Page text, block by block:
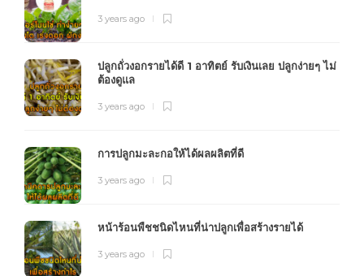
3 years ago
ปลูกถั่วงอกรายได้ดี 1 อาทิตย์ รับเงินเลย ปลูกง่ายๆ ไม่
ต้องดูแล
3 years ago
การปลูกมะละกอให้ได้ผลผลิตที่ดี
3 years ago
หน้าร้อนพืชชนิดไหนที่น่าปลูกเพื่อสร้างรายได้
3 years ago